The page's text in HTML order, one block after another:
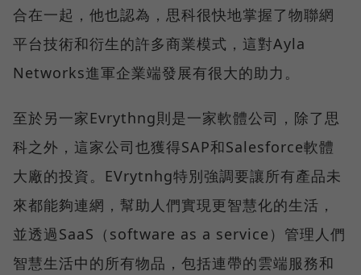
合在一起，他也認為，思科很快地掌握了物聯網
平台技術和衍生的許多商業模式，這對Ayla
Networks進軍企業端發展有很大的助力。
至於另一家Evrythng則是一家軟體公司，除了思
科之外，這家公司也獲得SAP和Salesforce軟體
大廠的投資。EVrytnhg特別強調要讓所有產品未
來都能夠連網，幫助人們實現更智慧化的生活，
並透過SaaS（software as a service）管理人們
智慧生活中的所有物品，包括連帶的雲端服務和